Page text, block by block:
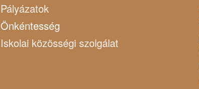
Pályázatok
Önkéntesség
Iskolai közösségi szolgálat